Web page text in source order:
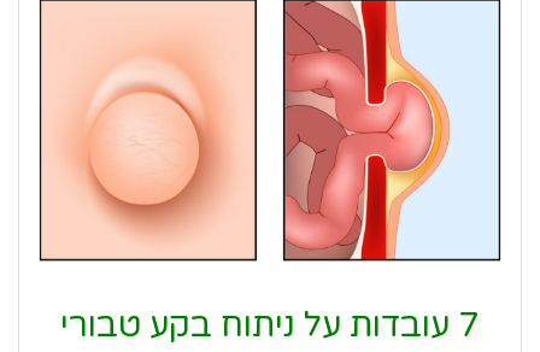
7 עובדות על ניתוח בקע טבורי